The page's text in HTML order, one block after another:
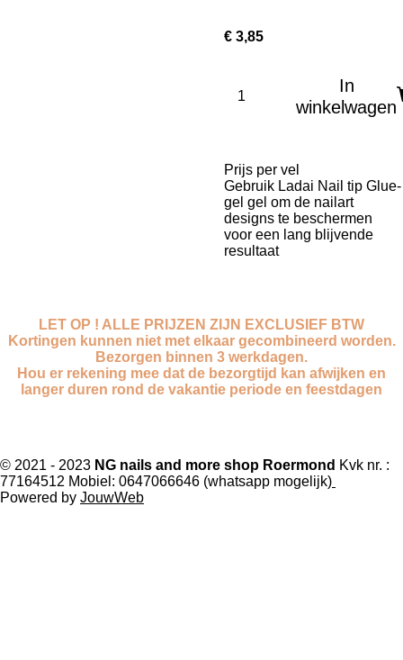
€ 3,85
In
winkelwagen
Prijs per vel
Gebruik Ladai Nail tip Glue-
gel gel om de nailart
designs te beschermen
voor een lang blijvende
resultaat
LET OP ! ALLE PRIJZEN ZIJN EXCLUSIEF BTW
Kortingen kunnen niet met elkaar gecombineerd worden.
Bezorgen binnen 3 werkdagen.
Hou er rekening mee dat de bezorgtijd kan afwijken en
langer duren rond de vakantie periode en feestdagen
a
c
e
n
s
h
a
i
k
© 2021 - 2023 NG nails and more shop Roermond Kvk nr. :
77164512 Mobiel: 0647066646 (whatsapp mogelijk)
Powered by JouwWeb